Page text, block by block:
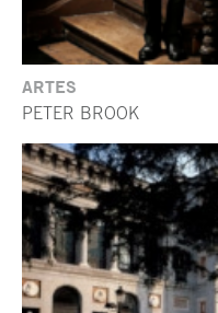
ARTES
PETER BROOK